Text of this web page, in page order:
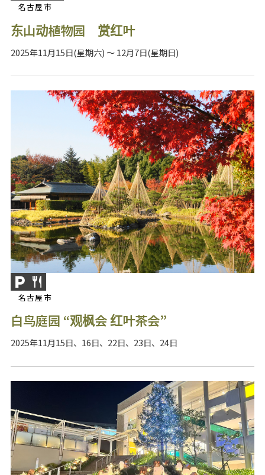
名古屋市
东山动植物园 赏红叶
2025年11月15日(星期六) ～ 12月7日(星期日)
名古屋市
白鸟庭园 “观枫会 红叶茶会”
2025年11月15日、16日、22日、23日、24日